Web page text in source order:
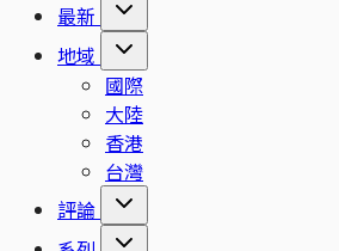
最新
地域
國際
大陸
香港
台灣
評論